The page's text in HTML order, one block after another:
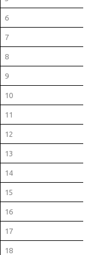
6
7
8
9
10
11
12
13
14
15
16
17
18